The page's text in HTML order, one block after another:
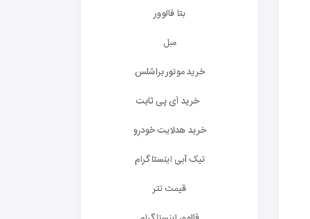
بتا فالوور
مبل
خرید موتور براشلس
خرید آی پی ثابت
خرید هدلایت خودرو
تیک آبی اینستاگرام
قیمت تتر